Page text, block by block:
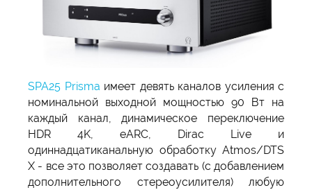
SPA25 Prisma имеет девять каналов усиления с
номинальной выходной мощностью 90 Вт на
каждый канал, динамическое переключение
HDR 4K, eARC, Dirac Live и
одиннадцатиканальную обработку Atmos/DTS
X - все это позволяет создавать (с добавлением
дополнительного стереоусилителя) любую